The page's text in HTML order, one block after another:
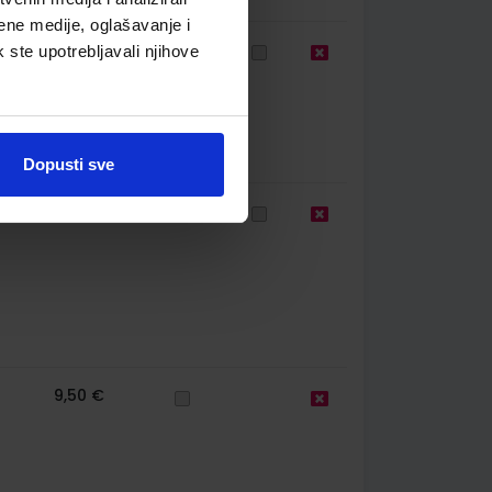
medije, oglašavanje i
ste upotrebljavali njihove
Dopusti sve
12,06 €
9,50 €